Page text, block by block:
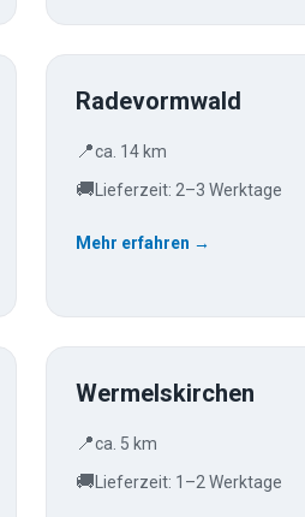
Radevormwald
📍ca. 14 km
🚚 Lieferzeit: 2–3 Werktage
Mehr erfahren →
Wermelskirchen
📍ca. 5 km
🚚 Lieferzeit: 1–2 Werktage